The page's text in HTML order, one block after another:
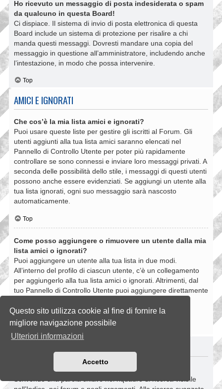
Questo sito utilizza cookie al fine di fornire la
migliore navigazione possibile
Ulteriori informazioni
Accetto
Ho ricevuto un messaggio di posta indesiderata o spam
da qualcuno in questa Board!
Ci dispiace. Il sistema di invio di posta elettronica di questa
Board include un sistema di protezione per risalire a chi
manda questi messaggi. Dovresti mandare una copia del
messaggio in questione all’amministratore, includendo anche
l’intestazione, in modo che possa intervenire.
Top
AMICI E IGNORATI
Che cos’è la mia lista amici e ignorati?
Puoi usare queste liste per gestire gli iscritti al Forum. Gli
utenti aggiunti alla tua lista amici saranno elencati nel
Pannello di Controllo Utente per poter più rapidamente
controllare se sono connessi e inviare loro messaggi privati. A
seconda delle possibilità dello stile, i messaggi di questi utenti
possono anche essere evidenziati. Se aggiungi un utente alla
tua lista ignorati, ogni suo messaggio sarà nascosto
automaticamente.
Top
Come posso aggiungere o rimuovere un utente dalla mia
lista amici o ignorati?
Puoi aggiungere un utente alla tua lista in due modi.
All’interno del profilo di ciascun utente, c’è un collegamento
per aggiungerlo alla tua lista amici o ignorati. Altrimenti, dal
tuo Pannello di Controllo Utente puoi aggiungere direttamente
rimuovere un utente dalla lista dalla stessa pagina.
Top
Come si fanno le ricerche nella Board?
Scrivendo una parola chiave nel riquadro di ricerca visibile